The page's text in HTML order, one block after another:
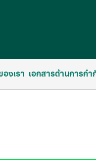
งเรา เอกสารด้านการกํา